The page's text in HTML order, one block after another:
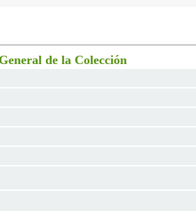
de la Colección